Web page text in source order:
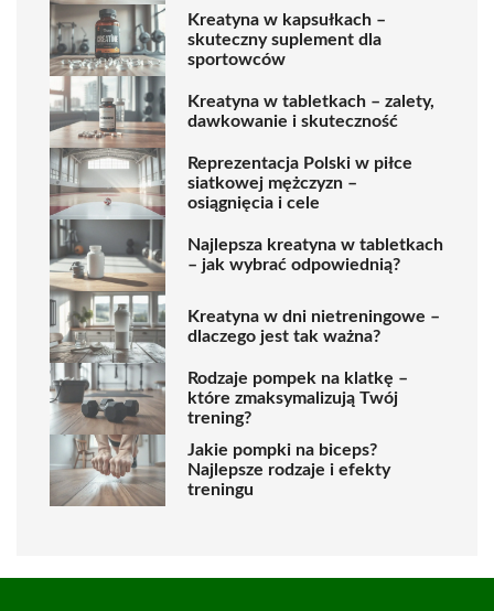
Kreatyna w kapsułkach –
skuteczny suplement dla
sportowców
Kreatyna w tabletkach – zalety,
dawkowanie i skuteczność
Reprezentacja Polski w piłce
siatkowej mężczyzn –
osiągnięcia i cele
Najlepsza kreatyna w tabletkach
– jak wybrać odpowiednią?
Kreatyna w dni nietreningowe –
dlaczego jest tak ważna?
Rodzaje pompek na klatkę –
które zmaksymalizują Twój
trening?
Jakie pompki na biceps?
Najlepsze rodzaje i efekty
treningu